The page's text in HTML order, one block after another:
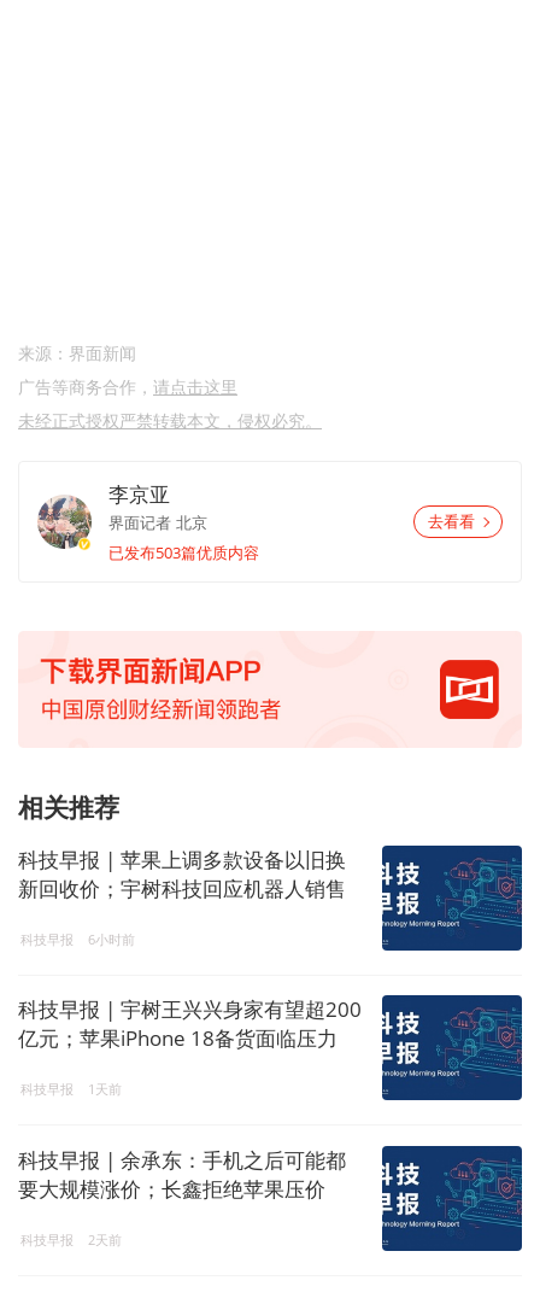
来源：界面新闻
广告等商务合作， 请点击这里
未经正式授权严禁转载本文，侵权必究。
李京亚
界面记者 北京
已发布503篇优质内容
去看看
相关推荐
科技早报 | 苹果上调多款设备以旧换
新回收价；宇树科技回应机器人销售
科技早报 6小时前
科技早报 | 宇树王兴兴身家有望超200
亿元；苹果iPhone 18备货面临压力
科技早报 1天前
科技早报 | 余承东：手机之后可能都
要大规模涨价；长鑫拒绝苹果压价
科技早报 2天前